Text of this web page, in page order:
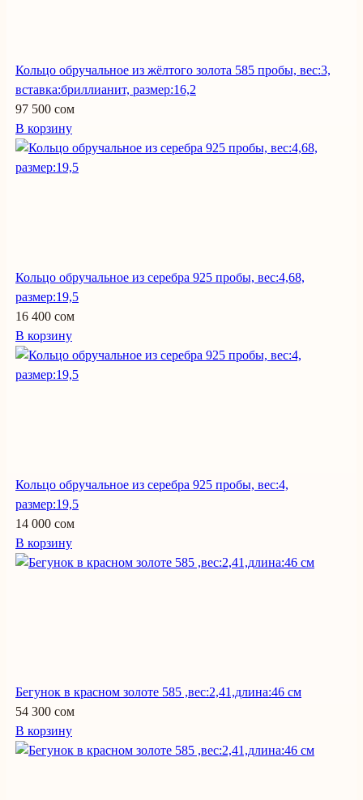
Кольцо обручальное из жёлтого золота 585 пробы, вес:3,
вставка:бриллианит, размер:16,2
97 500 сом
В корзину
Кольцо обручальное из серебра 925 пробы, вес:4,68,
размер:19,5
16 400 сом
В корзину
Кольцо обручальное из серебра 925 пробы, вес:4,
размер:19,5
14 000 сом
В корзину
Бегунок в красном золоте 585 ,вес:2,41,длина:46 см
54 300 сом
В корзину